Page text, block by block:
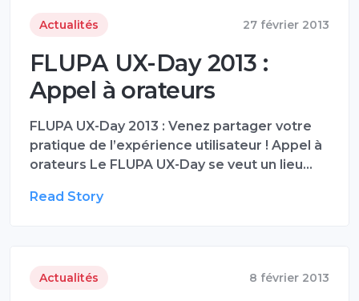
Actualités 27 février 2013
FLUPA UX-Day 2013 :
Appel à orateurs
FLUPA UX-Day 2013 : Venez partager votre
pratique de l’expérience utilisateur ! Appel à
orateurs Le FLUPA UX-Day se veut un lieu…
Read Story
Actualités 8 février 2013